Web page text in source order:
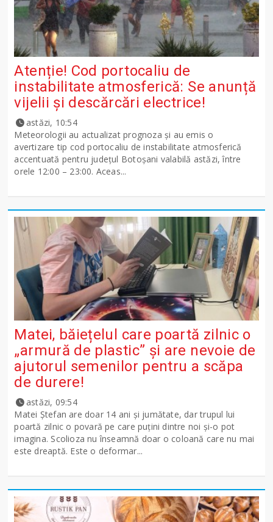
Atenție! Cod portocaliu de
instabilitate atmosferică: Se anunță
vijelii și descărcări electrice!
astăzi, 10:54
Meteorologii au actualizat prognoza și au emis o
avertizare tip cod portocaliu de instabilitate atmosferică
accentuată pentru județul Botoșani valabilă astăzi, între
orele 12:00 – 23:00. Aceas...
Matei, băiețelul care poartă zilnic o
„armură de plastic” și are nevoie de
ajutorul semenilor pentru a scăpa
de durere!
astăzi, 09:54
Matei Ștefan are doar 14 ani și jumătate, dar trupul lui
poartă zilnic o povară pe care puțini dintre noi și-o pot
imagina. Scolioza nu înseamnă doar o coloană care nu mai
este dreaptă. Este o deformar...